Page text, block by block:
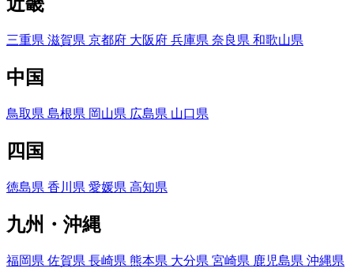
近畿
三重県 滋賀県 京都府 大阪府 兵庫県 奈良県 和歌山県
中国
鳥取県 島根県 岡山県 広島県 山口県
四国
徳島県 香川県 愛媛県 高知県
九州・沖縄
福岡県 佐賀県 長崎県 熊本県 大分県 宮崎県 鹿児島県 沖縄県